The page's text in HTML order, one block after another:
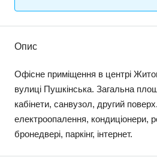
Опис
Офісне приміщення в центрі
вулиці Пушкінська. Загальна
кабінети, санвузол, другий
електроопалення, кондиціонери,
бронедвері, паркінг, інтернет.